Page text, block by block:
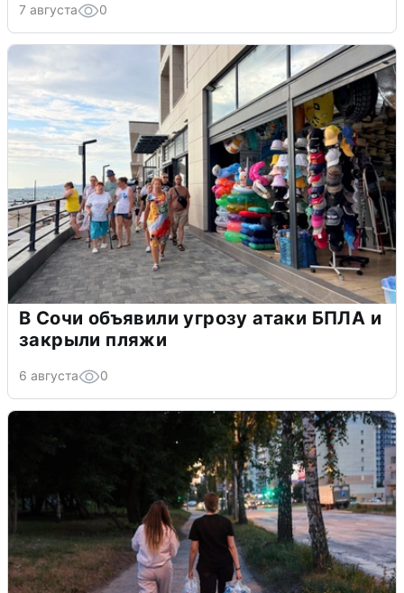
7 августа 0
В Сочи объявили угрозу атаки БПЛА и
закрыли пляжи
6 августа 0